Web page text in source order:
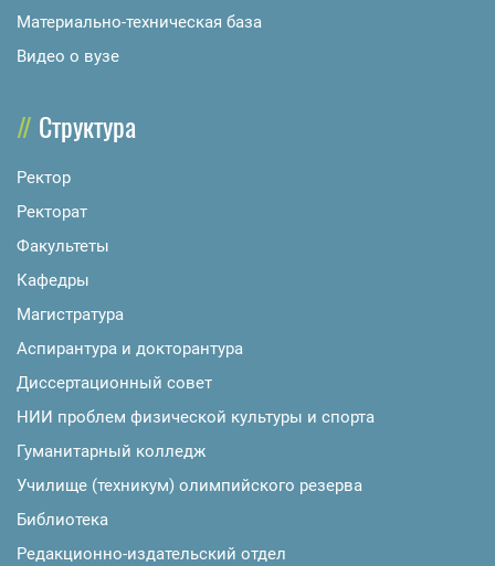
Материально-техническая база
Видео о вузе
Структура
Ректор
Ректорат
Факультеты
Кафедры
Магистратура
Аспирантура и докторантура
Диссертационный совет
НИИ проблем физической культуры и спорта
Гуманитарный колледж
Училище (техникум) олимпийского резерва
Библиотека
Редакционно-издательский отдел